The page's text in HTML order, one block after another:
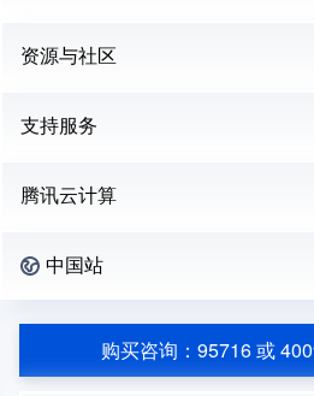
资源与社区
支持服务
腾讯云计算
中国站
购买咨询：95716 或